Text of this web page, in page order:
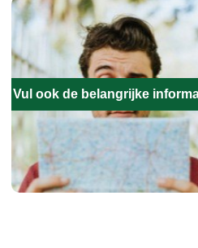
Vul ook de belangrijke